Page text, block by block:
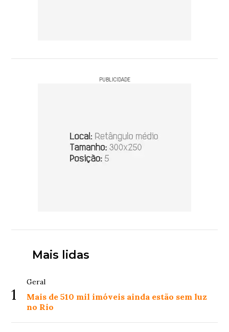
PUBLICIDADE
Mais lidas
1
Geral
Mais de 510 mil imóveis ainda estão sem luz
no Rio